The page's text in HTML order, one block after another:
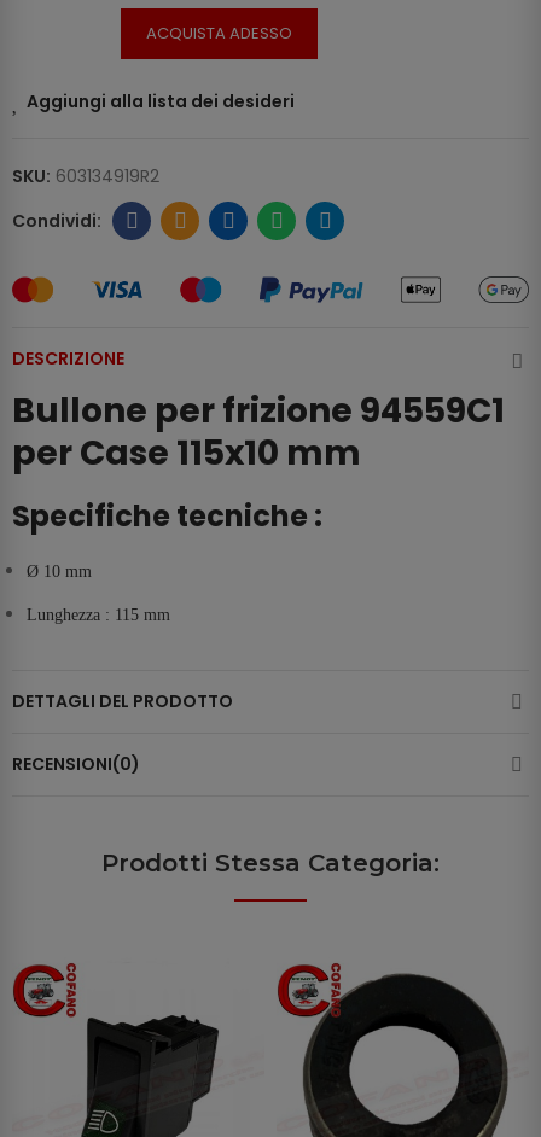
ACQUISTA ADESSO
Aggiungi alla lista dei desideri
SKU: 603134919R2
DESCRIZIONE
Bullone per frizione 94559C1
per Case 115x10 mm
Specifiche tecniche :
Ø 10 mm
Lunghezza : 115 mm
DETTAGLI DEL PRODOTTO
RECENSIONI(0)
Prodotti Stessa Categoria: